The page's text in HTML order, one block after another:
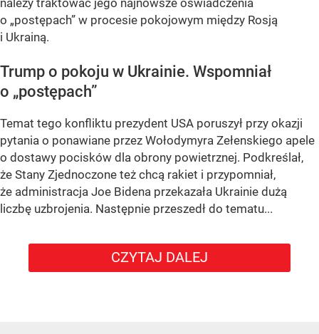
o „postępach” w procesie pokojowym między Rosją
i Ukrainą.
Trump o pokoju w Ukrainie. Wspomniał
o „postępach”
Temat tego konfliktu prezydent USA poruszył przy okazji
pytania o ponawiane przez Wołodymyra Zełenskiego apele
o dostawy pocisków dla obrony powietrznej. Podkreślał,
że Stany Zjednoczone też chcą rakiet i przypomniał,
że administracja Joe Bidena przekazała Ukrainie dużą
liczbę uzbrojenia. Następnie przeszedł do tematu...
CZYTAJ DALEJ